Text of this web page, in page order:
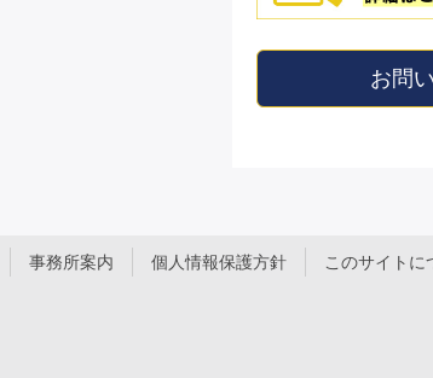
お問
事務所案内 個人情報保護方針 このサイトに